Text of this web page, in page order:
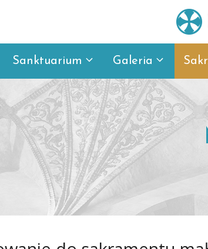
Sanktuarium Galeria